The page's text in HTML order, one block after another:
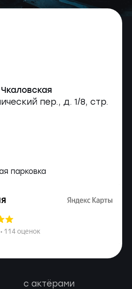
Чкаловская
пер., д. 1/8, стр.
парковка
с актёрами